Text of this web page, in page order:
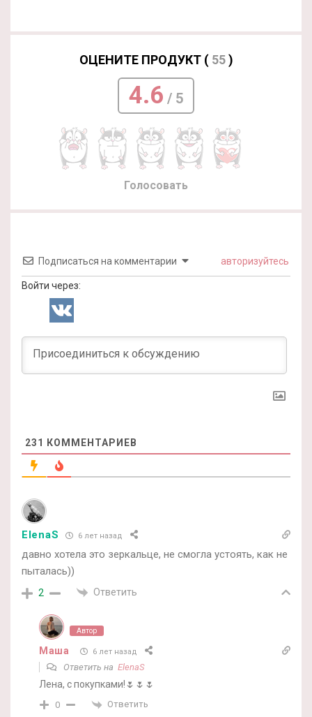
ОЦЕНИТЕ ПРОДУКТ ( 55)
4.6 / 5
Голосовать
Подписаться на комментарии авторизуйтесь
Войти через:
231 КОММЕНТАРИЕВ
ElenaS 6 лет назад
давно хотела это зеркальце, не смогла устоять, как не
пыталась))
2 Ответить
Автор
Маша 6 лет назад
Ответить на ElenaS
Лена, с покупками!🌷🌷🌷
0 Ответить